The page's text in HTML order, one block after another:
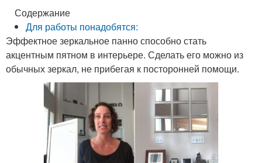
Содержание
Для работы понадобятся:
Эффектное зеркальное панно способно стать
акцентным пятном в интерьере. Сделать его можно из
обычных зеркал, не прибегая к посторонней помощи.